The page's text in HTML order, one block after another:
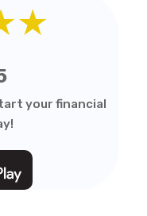
your financial